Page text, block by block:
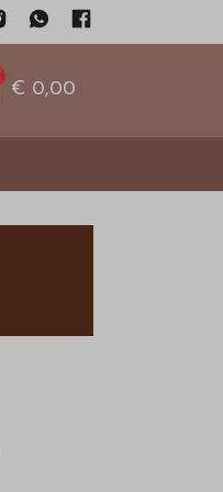
€ 0,00